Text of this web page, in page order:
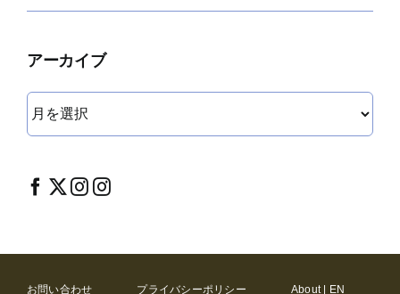
アーカイブ
イ
ブ
お問い合わせ プライバシーポリシー About | EN